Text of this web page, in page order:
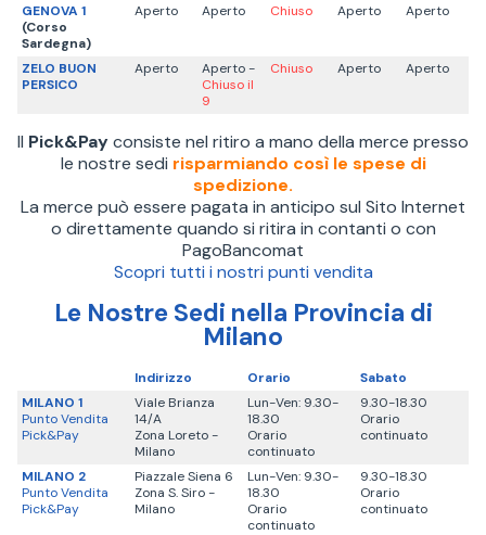
GENOVA 1
(Corso
Sardegna)
Aperto Aperto Chiuso Aperto Aperto
ZELO BUON
PERSICO
Aperto
Aperto -
Chiuso il
9
Chiuso Aperto Aperto
Il Pick&Payconsiste nel ritiro a mano della merce presso
le nostre sedi risparmiando così le spese di
spedizione.
La merce può essere pagata in anticipo sul Sito Internet
o direttamente quando si ritira in contanti o con
PagoBancomat
Scopri tutti i nostri punti vendita
Le Nostre Sedi nella Provincia di
Milano
Indirizzo Orario
Sabato
MILANO 1
Punto Vendita
Pick&Pay
Viale Brianza
14/A
Zona Loreto -
Milano
Lun-Ven: 9.30-
18.30
Orario
continuato
9.30-18.30
Orario
continuato
MILANO 2
Punto Vendita
Pick&Pay
Piazzale Siena 6
Zona S. Siro -
Milano
Lun-Ven: 9.30-
18.30
Orario
continuato
9.30-18.30
Orario
continuato